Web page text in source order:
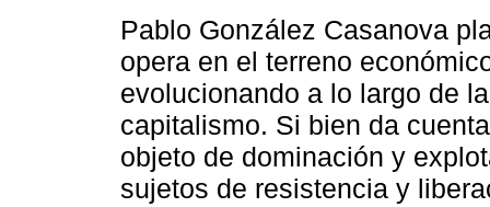
Pablo González Casanova
opera en el terreno
evolucionando a lo largo de
capitalismo. Si bien da
objeto de dominación y
sujetos de resistencia y